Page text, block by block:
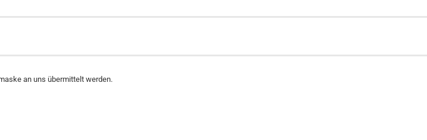
an uns übermittelt werden.